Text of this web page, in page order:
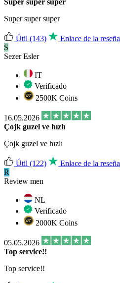
Super super super
Útil (143)
Enlace de la reseña
S
Sezer Esler
IT
Verificado
2500K Coins
16.05.2026
Çojk guzel ve hızlı
Çojk guzel ve hızlı
Útil (122)
Enlace de la reseña
R
Review men
NL
Verificado
2000K Coins
05.05.2026
Top service!!
Top service!!